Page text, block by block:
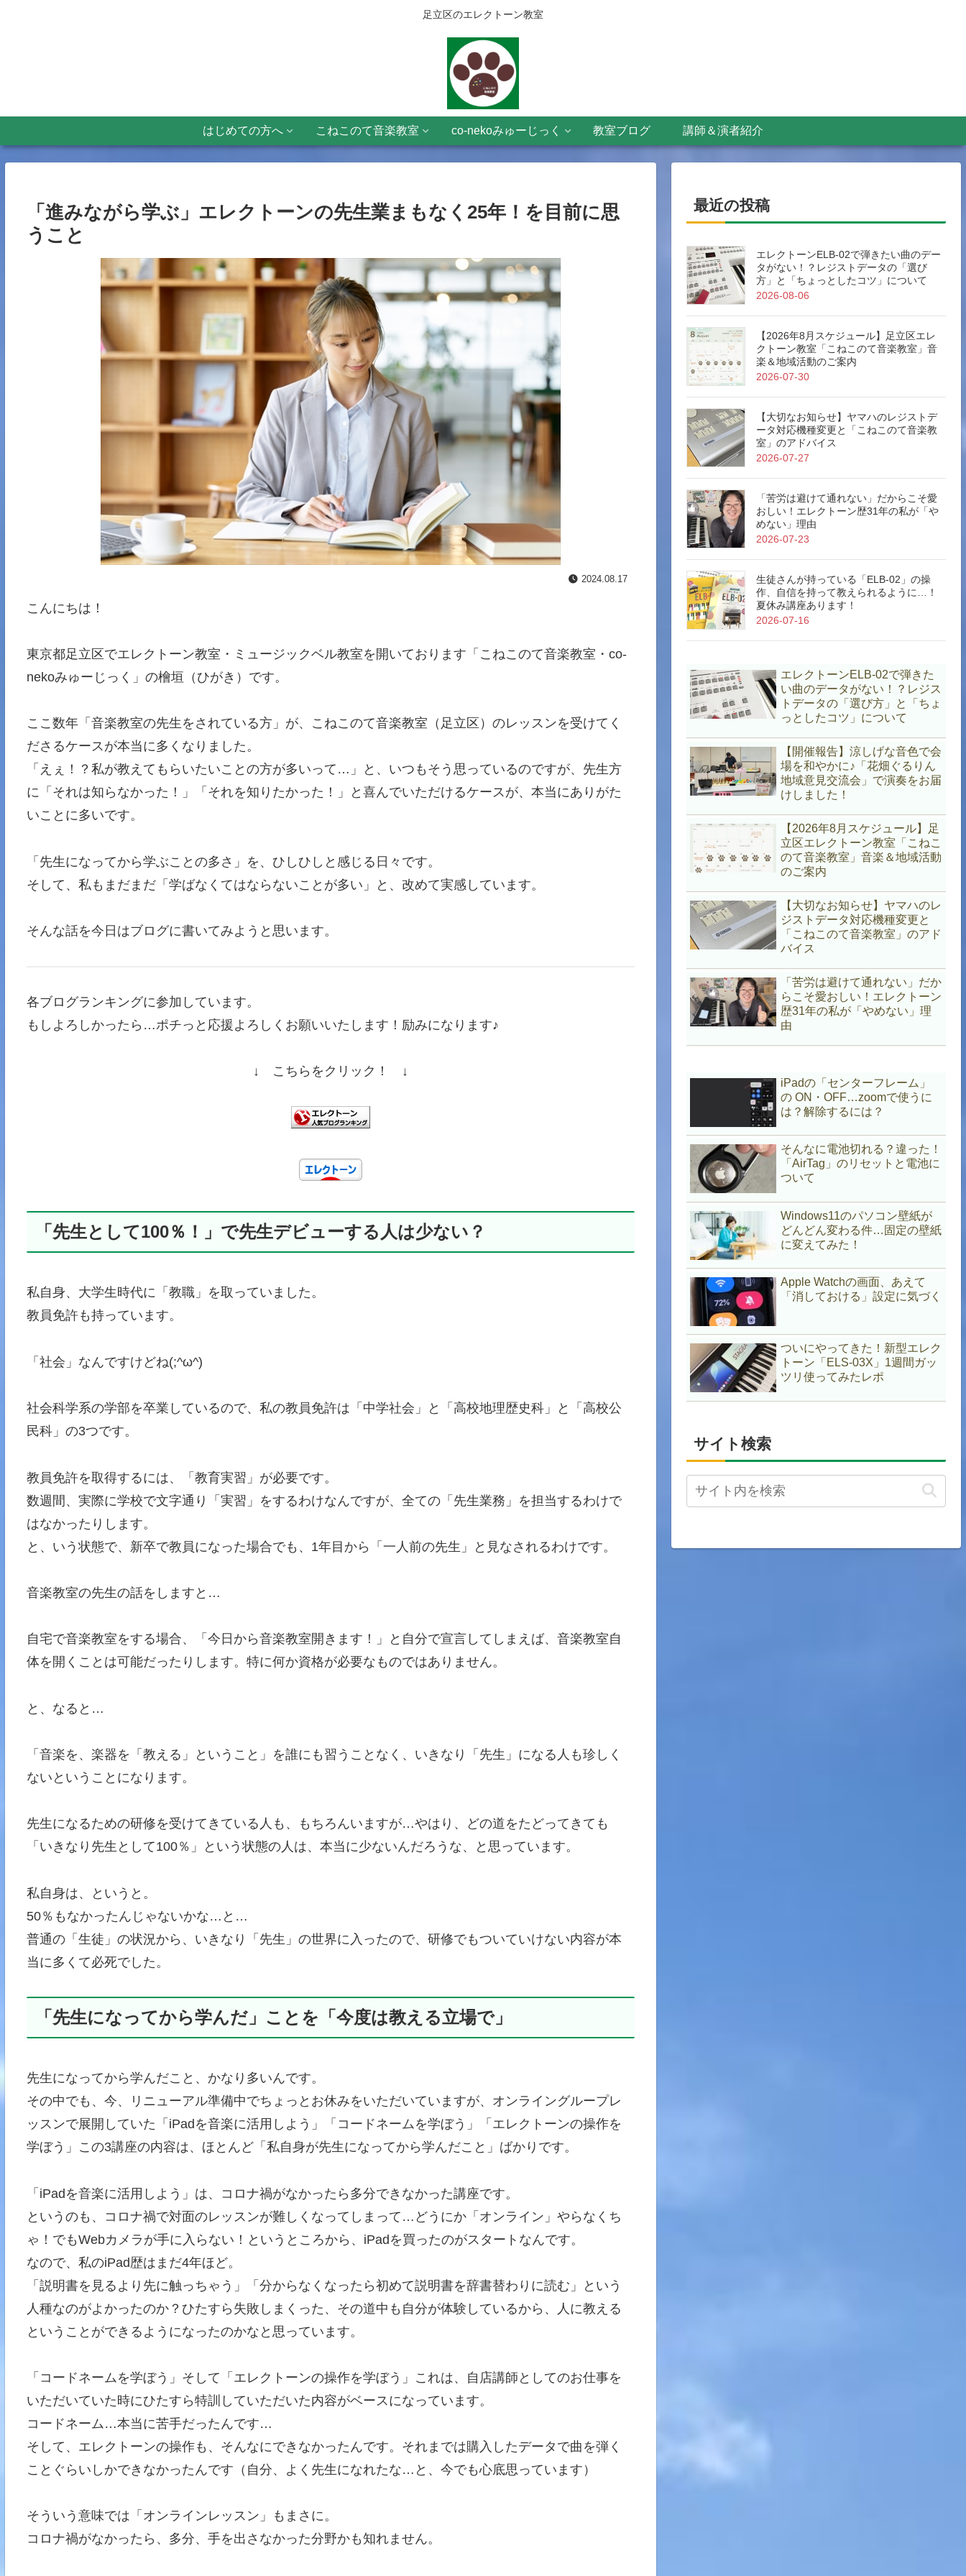
足立区のエレクトーン教室
はじめての方へ こねこのて音楽教室 co-nekoみゅーじっく 教室ブログ 講師＆演者紹介
「進みながら学ぶ」エレクトーンの先生業まもなく25年！を目前に思
うこと
2024.08.17
こんにちは！
東京都足立区でエレクトーン教室・ミュージックベル教室を開いております「こねこのて音楽教室・co-
nekoみゅーじっく」の檜垣（ひがき）です。
ここ数年「音楽教室の先生をされている方」が、こねこのて音楽教室（足立区）のレッスンを受けてく
ださるケースが本当に多くなりました。
「えぇ！？私が教えてもらいたいことの方が多いって…」と、いつもそう思っているのですが、先生方
に「それは知らなかった！」「それを知りたかった！」と喜んでいただけるケースが、本当にありがた
いことに多いです。
「先生になってから学ぶことの多さ」を、ひしひしと感じる日々です。
そして、私もまだまだ「学ばなくてはならないことが多い」と、改めて実感しています。
そんな話を今日はブログに書いてみようと思います。
各ブログランキングに参加しています。
もしよろしかったら…ポチっと応援よろしくお願いいたします！励みになります♪
↓ こちらをクリック！ ↓
「先生として100％！」で先生デビューする人は少ない？
私自身、大学生時代に「教職」を取っていました。
教員免許も持っています。
「社会」なんですけどね(;^ω^)
社会科学系の学部を卒業しているので、私の教員免許は「中学社会」と「高校地理歴史科」と「高校公
民科」の3つです。
教員免許を取得するには、「教育実習」が必要です。
数週間、実際に学校で文字通り「実習」をするわけなんですが、全ての「先生業務」を担当するわけで
はなかったりします。
と、いう状態で、新卒で教員になった場合でも、1年目から「一人前の先生」と見なされるわけです。
音楽教室の先生の話をしますと…
自宅で音楽教室をする場合、「今日から音楽教室開きます！」と自分で宣言してしまえば、音楽教室自
体を開くことは可能だったりします。特に何か資格が必要なものではありません。
と、なると…
「音楽を、楽器を「教える」ということ」を誰にも習うことなく、いきなり「先生」になる人も珍しく
ないということになります。
先生になるための研修を受けてきている人も、もちろんいますが…やはり、どの道をたどってきても
「いきなり先生として100％」という状態の人は、本当に少ないんだろうな、と思っています。
私自身は、というと。
50％もなかったんじゃないかな…と…
普通の「生徒」の状況から、いきなり「先生」の世界に入ったので、研修でもついていけない内容が本
当に多くて必死でした。
「先生になってから学んだ」ことを「今度は教える立場で」
先生になってから学んだこと、かなり多いんです。
その中でも、今、リニューアル準備中でちょっとお休みをいただいていますが、オンライングループレ
ッスンで展開していた「iPadを音楽に活用しよう」「コードネームを学ぼう」「エレクトーンの操作を
学ぼう」この3講座の内容は、ほとんど「私自身が先生になってから学んだこと」ばかりです。
「iPadを音楽に活用しよう」は、コロナ禍がなかったら多分できなかった講座です。
というのも、コロナ禍で対面のレッスンが難しくなってしまって…どうにか「オンライン」やらなくち
ゃ！でもWebカメラが手に入らない！というところから、iPadを買ったのがスタートなんです。
なので、私のiPad歴はまだ4年ほど。
「説明書を見るより先に触っちゃう」「分からなくなったら初めて説明書を辞書替わりに読む」という
人種なのがよかったのか？ひたすら失敗しまくった、その道中も自分が体験しているから、人に教える
ということができるようになったのかなと思っています。
「コードネームを学ぼう」そして「エレクトーンの操作を学ぼう」これは、自店講師としてのお仕事を
いただいていた時にひたすら特訓していただいた内容がベースになっています。
コードネーム…本当に苦手だったんです…
そして、エレクトーンの操作も、そんなにできなかったんです。それまでは購入したデータで曲を弾く
ことぐらいしかできなかったんです（自分、よく先生になれたな…と、今でも心底思っています）
そういう意味では「オンラインレッスン」もまさに。
コロナ禍がなかったら、多分、手を出さなかった分野かも知れません。
最近の投稿
エレクトーンELB-02で弾きたい曲のデー
タがない！？レジストデータの「選び
方」と「ちょっとしたコツ」について
2026-08-06
【2026年8月スケジュール】足立区エレ
クトーン教室「こねこのて音楽教室」音
楽＆地域活動のご案内
2026-07-30
【大切なお知らせ】ヤマハのレジストデ
ータ対応機種変更と「こねこのて音楽教
室」のアドバイス
2026-07-27
「苦労は避けて通れない」だからこそ愛
おしい！エレクトーン歴31年の私が「や
めない」理由
2026-07-23
生徒さんが持っている「ELB-02」の操
作、自信を持って教えられるように…！
夏休み講座あります！
2026-07-16
エレクトーンELB-02で弾きた
い曲のデータがない！？レジス
トデータの「選び方」と「ちょ
っとしたコツ」について
【開催報告】涼しげな音色で会
場を和やかに♪「花畑ぐるりん
地域意見交流会」で演奏をお届
けしました！
【2026年8月スケジュール】足
立区エレクトーン教室「こねこ
のて音楽教室」音楽＆地域活動
のご案内
【大切なお知らせ】ヤマハのレ
ジストデータ対応機種変更と
「こねこのて音楽教室」のアド
バイス
「苦労は避けて通れない」だか
らこそ愛おしい！エレクトーン
歴31年の私が「やめない」理
由
iPadの「センターフレーム」
の ON・OFF…zoomで使うに
は？解除するには？
そんなに電池切れる？違った！
「AirTag」のリセットと電池に
ついて
Windows11のパソコン壁紙が
どんどん変わる件…固定の壁紙
に変えてみた！
Apple Watchの画面、あえて
「消しておける」設定に気づく
ついにやってきた！新型エレク
トーン「ELS-03X」1週間ガッ
ツリ使ってみたレポ
サイト検索